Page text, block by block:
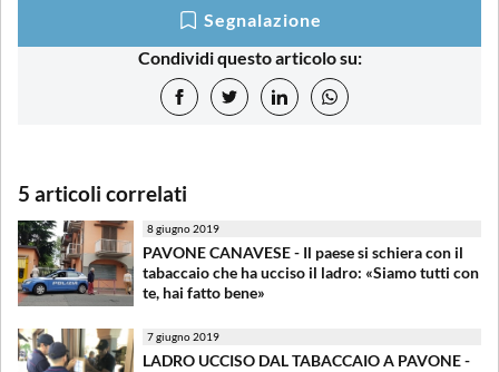
Segnalazione
Condividi questo articolo su:
5 articoli correlati
8 giugno 2019
PAVONE CANAVESE - Il paese si schiera con il
tabaccaio che ha ucciso il ladro: «Siamo tutti con
te, hai fatto bene»
7 giugno 2019
LADRO UCCISO DAL TABACCAIO A PAVONE -